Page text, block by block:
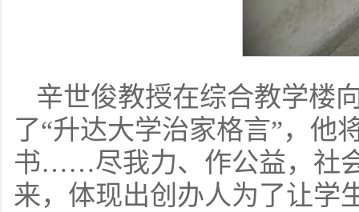
辛世俊教授在综合教学楼
了“升达大学治家格言”，他
书……尽我力、作公益，社
来，体现出创办人为了让学